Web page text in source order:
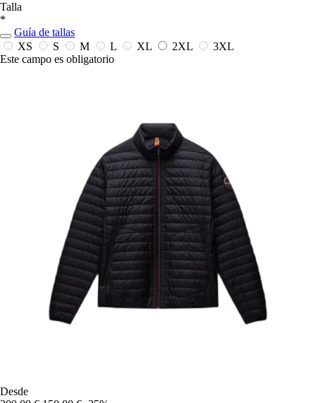
Talla
*
Guía de tallas
XS
S M L XL 2XL
3XL
Este campo es obligatorio
Desde